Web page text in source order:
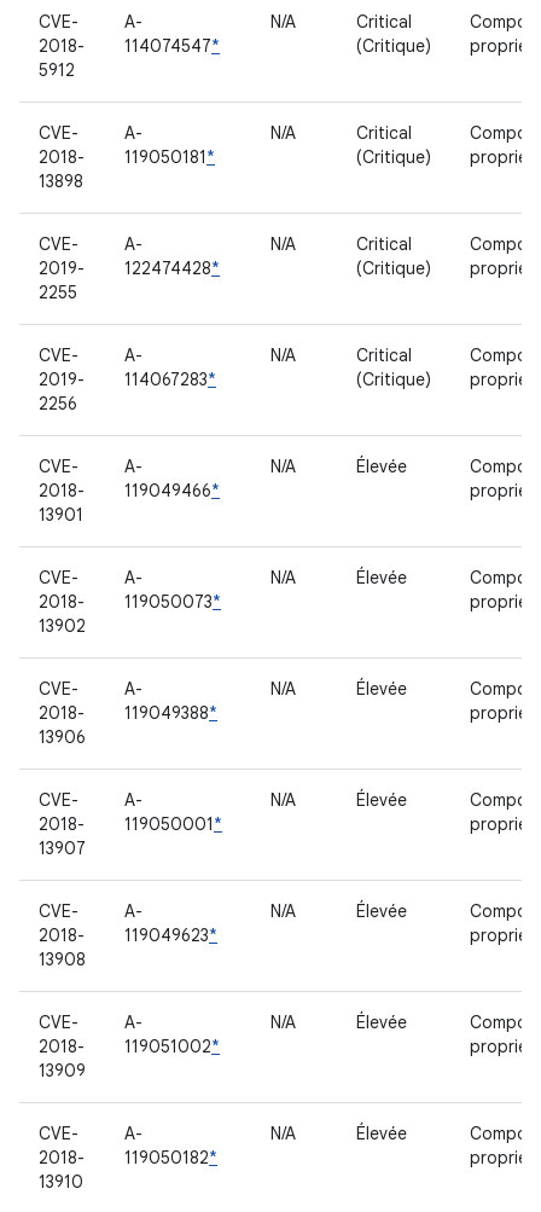
CVE-
2018-
5912
A-
114074547*
N/A
Critical
(Critique)
CVE-
2018-
13898
A-
119050181*
N/A
Critical
(Critique)
CVE-
2019-
2255
A-
122474428*
N/A
Critical
(Critique)
CVE-
2019-
2256
A-
114067283*
N/A
Critical
(Critique)
CVE-
2018-
13901
A-
119049466*
N/A Élevée
CVE-
2018-
13902
A-
119050073*
N/A Élevée
CVE-
2018-
13906
A-
119049388*
N/A Élevée
CVE-
2018-
13907
A-
119050001*
N/A Élevée
CVE-
2018-
13908
A-
119049623*
N/A Élevée
CVE-
2018-
13909
A-
119051002*
N/A Élevée
CVE-
2018-
13910
A-
119050182*
N/A Élevée